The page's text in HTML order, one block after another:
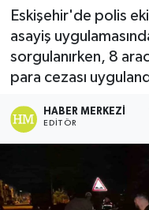
Eskişehir'de polis
asayiş
sorgulanırken, 8
para cezası
HABER MERKEZI
EDITÖR
Son Dakika
Haber Arşivi